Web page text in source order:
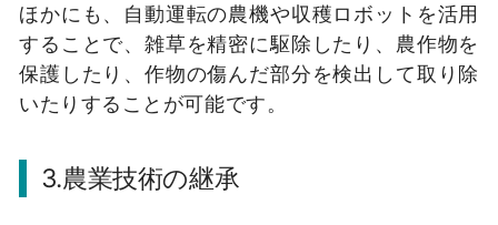
ほかにも、自動運転の農機や収穫ロボットを活用
することで、雑草を精密に駆除したり、農作物を
保護したり、作物の傷んだ部分を検出して取り除
いたりすることが可能です。
3.農業技術の継承